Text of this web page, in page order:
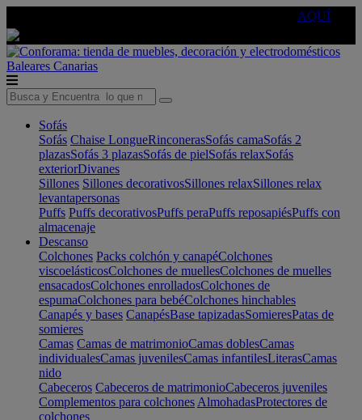
AQUÍ
Baleares Canarias
Sofás
Sofás Chaise LongueRinconerasSofás camaSofás 2
plazasSofás 3 plazasSofás de pielSofás relaxSofás
exteriorDivanes
Sillones Sillones decorativosSillones relaxSillones relax
levantapersonas
Puffs Puffs decorativosPuffs peraPuffs reposapiésPuffs con
almacenaje
Descanso
Colchones Packs colchón y canapéColchones
viscoelásticosColchones de muellesColchones de muelles
ensacadosColchones enrolladosColchones de
espumaColchones para bebéColchones hinchables
Canapés y bases CanapésBase tapizadasSomieresPatas de
somieres
Camas Camas de matrimonioCamas doblesCamas
individualesCamas juvenilesCamas infantilesLiterasCamas
nido
Cabeceros Cabeceros de matrimonioCabeceros juveniles
Complementos para colchones AlmohadasProtectores de
colchones